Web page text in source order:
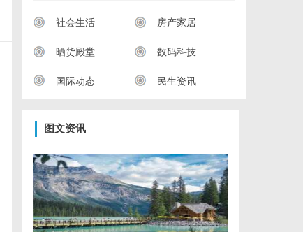
社会生活 房产家居
晒货殿堂 数码科技
国际动态 民生资讯
图文资讯